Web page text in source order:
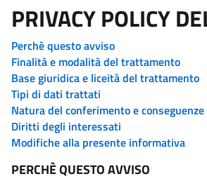
PRIVACY POLICY
Perchè questo avviso
Finalità e modalità del trattamento
Base giuridica e liceità del trattamento
Tipi di dati trattati
Natura del conferimento e
Diritti degli interessati
Modifiche alla presente informativa
PERCHÈ QUESTO AVVISO